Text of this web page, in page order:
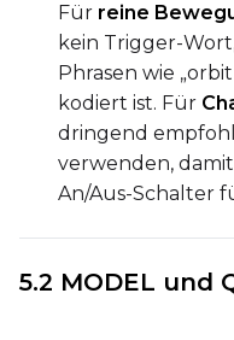
Für reine
kein Trigger-
Phrasen wie
kodiert ist. Für
dringend
verwenden,
An/Aus-Schalter
5.2 MODEL und